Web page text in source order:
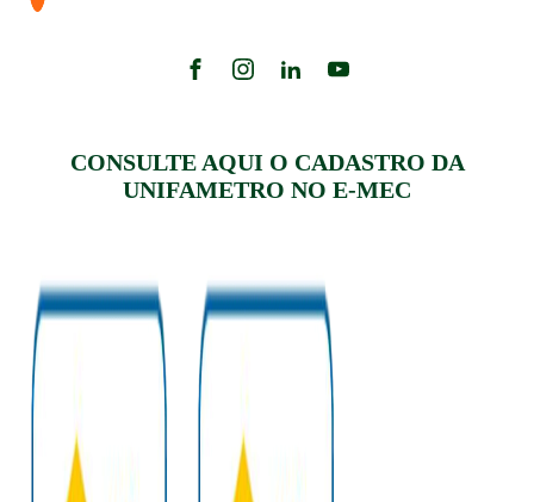
CONSULTE AQUI O CADASTRO DA
UNIFAMETRO NO E-MEC